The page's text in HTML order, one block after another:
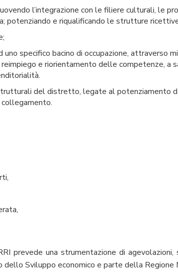
l’integrazione con le filiere culturali, le
potenziando e riqualificando le strutture
specifico bacino di occupazione, attraverso
e riorientamento delle competenze, a
del distretto, legate al potenziamento
prevede una strumentazione di
Sviluppo economico e parte della Regione